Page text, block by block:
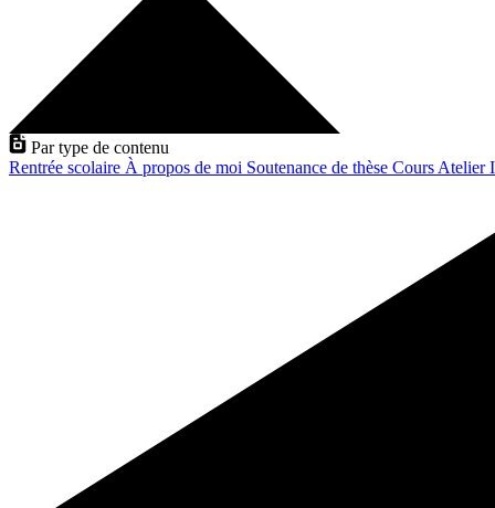
Par type de contenu
Rentrée scolaire À propos de moi Soutenance de thèse Cours Atelier